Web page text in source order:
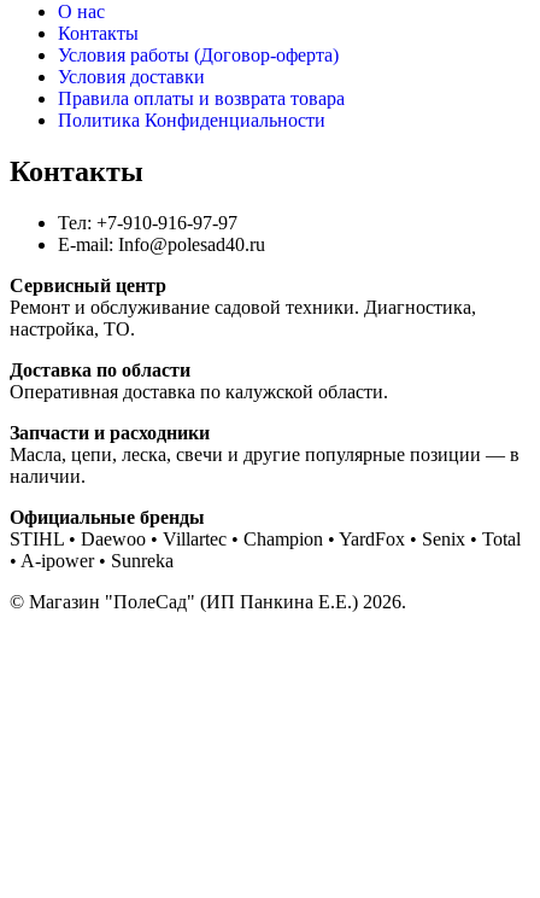
О нас
Контакты
Условия работы (Договор-оферта)
Условия доставки
Правила оплаты и возврата товара
Политика Конфиденциальности
Контакты
Тел: +7-910-916-97-97
E-mail: Info@polesad40.ru
Сервисный центр
Ремонт и обслуживание садовой техники. Диагностика,
настройка, ТО.
Доставка по области
Оперативная доставка по калужской области.
Запчасти и расходники
Масла, цепи, леска, свечи и другие популярные позиции — в
наличии.
Официальные бренды
STIHL • Daewoo • Villartec • Champion • YardFox • Senix • Total
• A-ipower • Sunreka
© Магазин "ПолеСад" (ИП Панкина Е.Е.) 2026.